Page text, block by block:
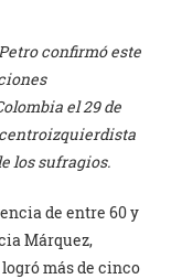
confirmó este
el 29 de
los sufragios.
de entre 60 y
Márquez,
más de cinco